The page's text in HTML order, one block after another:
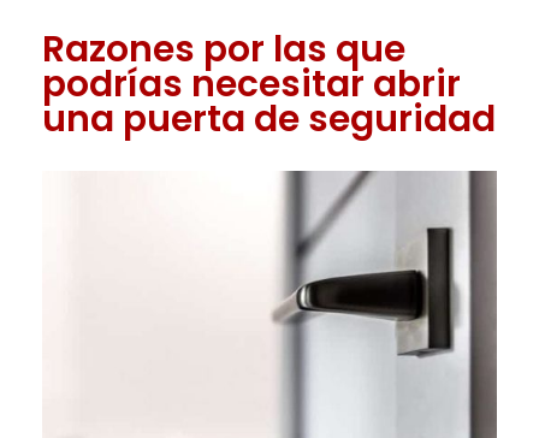
Razones por las que
podrías necesitar abrir
una puerta de seguridad